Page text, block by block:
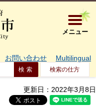
大阪府箕
メニュー
お問い合わせ Multilingual
検索の仕方
更新日：2022年3月8日